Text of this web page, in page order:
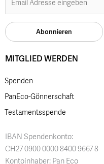
MITGLIED WERDEN
Spenden
PanEco-Gönnerschaft
Testamentsspende
IBAN Spendenkonto:
CH27 0900 0000 8400 9667 8
Kontoinhaber: Pan Eco